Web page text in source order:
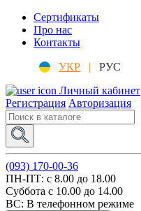
Сертификаты
Про нас
Контакты
УКР |
РУС
Личный кабинет
Регистрация Авторизация
(093) 170-00-36
ПН-ПТ: c 8.00 до 18.00
Суббота с 10.00 до 14.00
ВС: В телефонном режиме